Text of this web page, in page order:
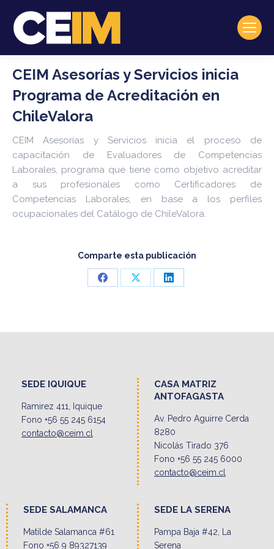
CEIM Asesorías y Servicios inicia
Programa de Acreditación en
ChileValora
CEIM Asesorías y Servicios inicia el proceso de
capacitación de Evaluadores de Competencias
Laborales, programa que tiene como objetivo acreditar
a sus profesionales como Certificadores de
Competencias Laborales, en base a los perfiles
ocupacionales del Catálogo de ChileValora.
Comparte esta publicación
Share
Share
Share
SEDE IQUIQUE
Ramirez 411, Iquique
Fono +56 55 245 6154
contacto@ceim.cl
CASA MATRIZ
ANTOFAGASTA
Av. Pedro Aguirre Cerda
8280
Nicolás Tirado 376
Fono +56 55 245 6000
contacto@ceim.cl
SEDE SALAMANCA
Matilde Salamanca #61
Fono +56 9 89327139
SEDE LA SERENA
Pampa Baja #42, La
Serena